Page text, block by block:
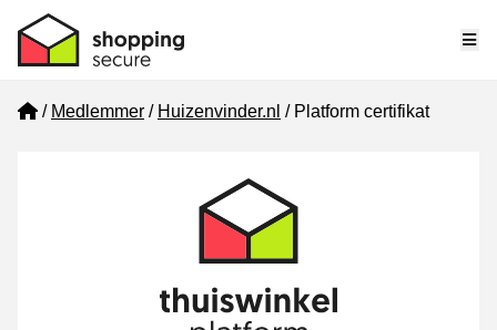
Home
Medlemmer Huizenvinder.nl Platform certifikat